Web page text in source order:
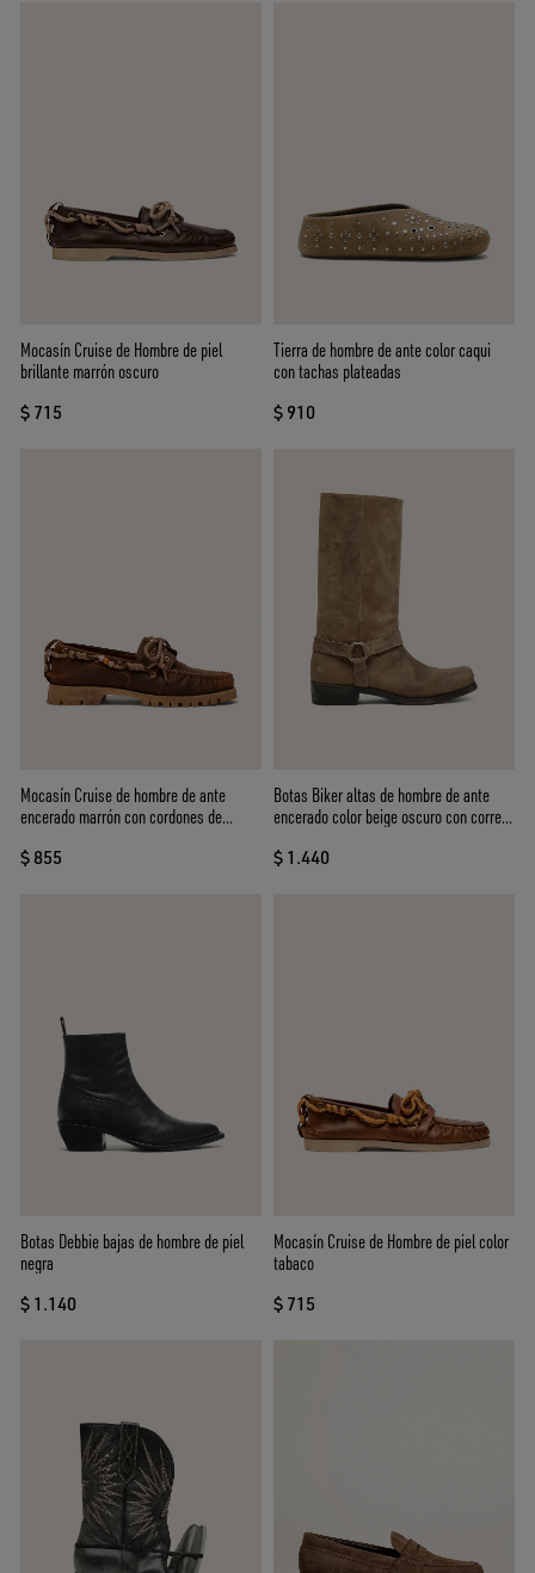
Mocasín Cruise de Hombre de piel
brillante marrón oscuro
$ 715
Tierra de hombre de ante color caqui
con tachas plateadas
$ 910
Mocasín Cruise de hombre de ante
encerado marrón con cordones de
$ 855
Botas Biker altas de hombre de ante
encerado color beige oscuro con correa
$ 1.440
Botas Debbie bajas de hombre de piel
negra
$ 1.140
Mocasín Cruise de Hombre de piel color
tabaco
$ 715